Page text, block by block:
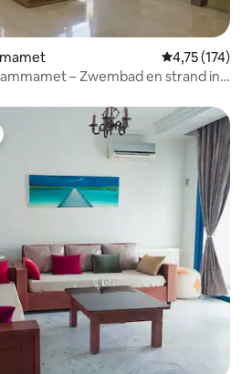
Gemiddelde
4,75 (174)
– Zwembad en strand in